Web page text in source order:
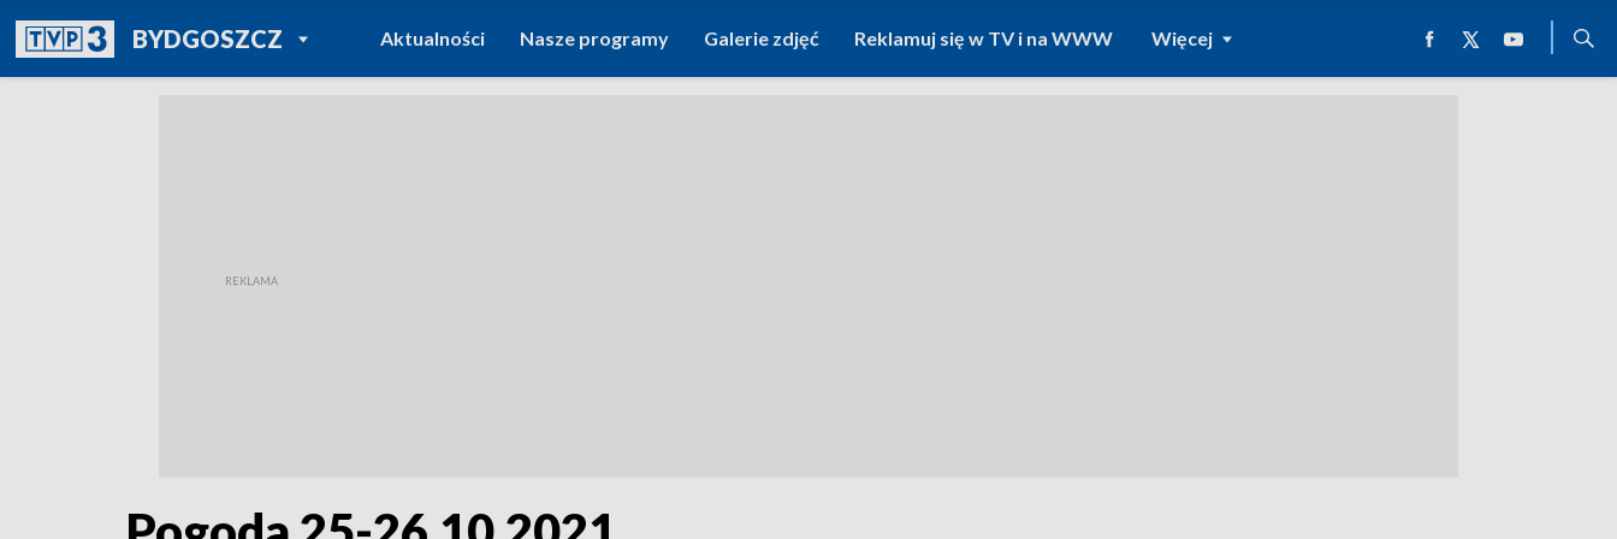
BYDGOSZCZPOWRÓT DO
TVP REGIONY
Aktualności Nasze programy Galerie zdjęć Reklamuj się w TV i na WWW Więcej